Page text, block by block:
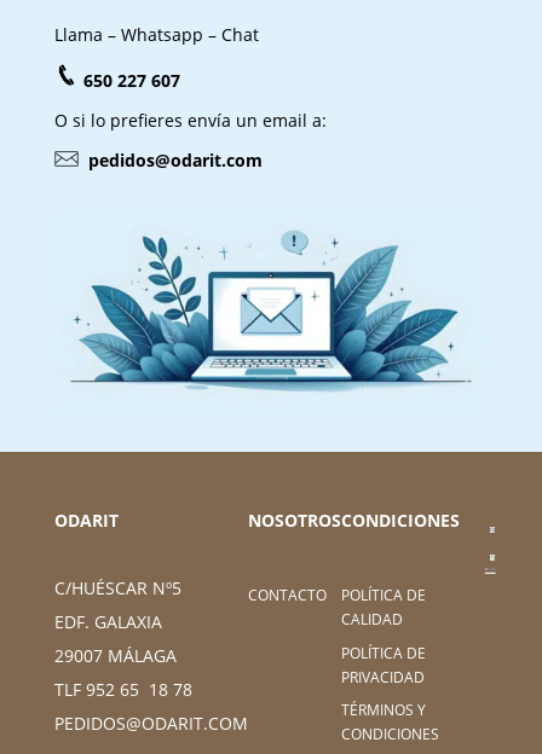
Llama – Whatsapp – Chat
650 227 607
O si lo prefieres envía un email a:
pedidos@odarit.com
ODARIT
C/HUÉSCAR Nº5
EDF. GALAXIA
29007 MÁLAGA
TLF 952 65 18 78
PEDIDOS@ODARIT.COM
NOSOTROS
CONTACTO
CONDICIONES
POLÍTICA DE
CALIDAD
POLÍTICA DE
PRIVACIDAD
TÉRMINOS Y
CONDICIONES